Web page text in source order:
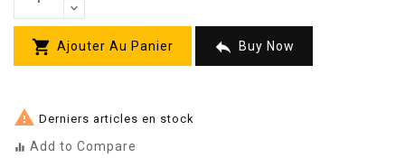
 Ajouter Au Panier  Buy Now
 Derniers articles en stock
equalizer Add to Compare